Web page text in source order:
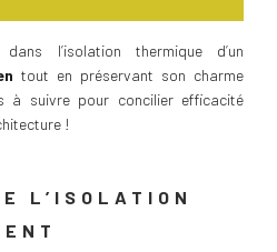
l’isolation thermique d’un
tout en préservant son charme
à suivre pour concilier efficacité
!
L’ISOLATION